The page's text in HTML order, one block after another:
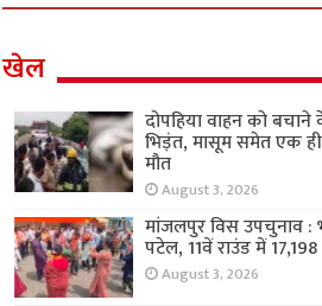
खेल
दोपहिया वाहन को बचाने
भिड़ंत, मासूम समेत एक ही
मौत
August 3, 2026
मांजलपुर विस उपचुनाव :
पटेल, 11वें राउंड में
August 3, 2026